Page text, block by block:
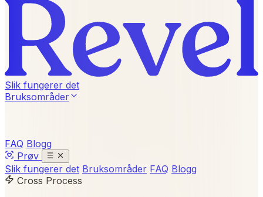
Slik fungerer det
Bruksområder
FAQ Blogg
Prøv
Slik fungerer det Bruksområder FAQ Blogg
Cross Process